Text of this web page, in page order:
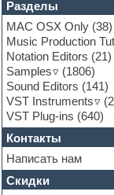
Funk
Garritan
General MIDI kits
Guitar emulation
Guitar loops
Guitar processing
Hands-up samples
Hardstyle
Heavy metal
Hip-hop
House music
Hypersonic
Jazz
Разделы
MAC OSX Only (38)
Music Production
Notation Editors (21)
Samples
(1806)
Sound Editors (141)
VST Instruments
VST Plug-ins (640)
Контакты
Написать нам
Скидки